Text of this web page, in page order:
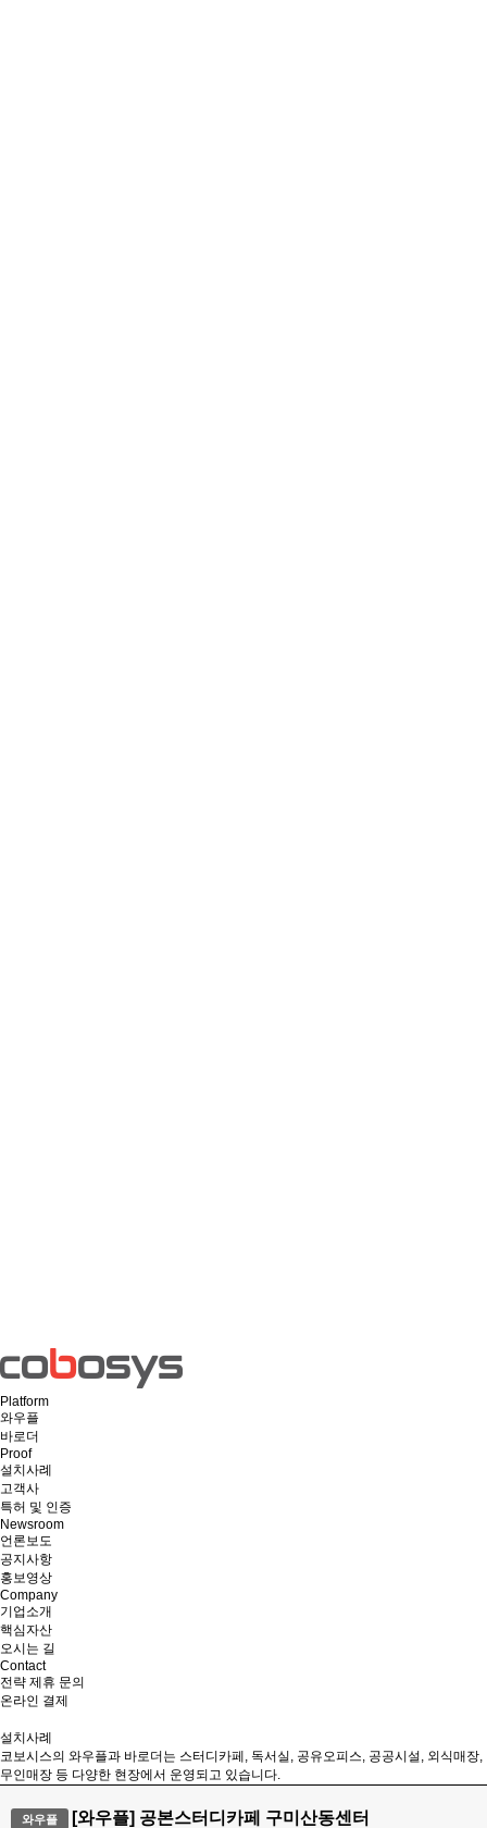
Platform
와우플
바로더
Proof
설치사례
고객사
특허 및 인증
Newsroom
언론보도
공지사항
홍보영상
Company
기업소개
핵심자산
오시는 길
Contact
전략 제휴 문의
온라인 결제
설치사례
코보시스의 와우플과 바로더는 스터디카페, 독서실, 공유오피스, 공공시설, 외식매장,
무인매장 등 다양한 현장에서 운영되고 있습니다.
와우플 [와우플] 공본스터디카페 구미산동센터